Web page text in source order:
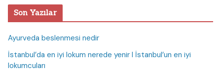
Son Yazılar
Ayurveda beslenmesi nedir
İstanbul’da en iyi lokum nerede yenir I İstanbul’un en iyi
lokumcuları